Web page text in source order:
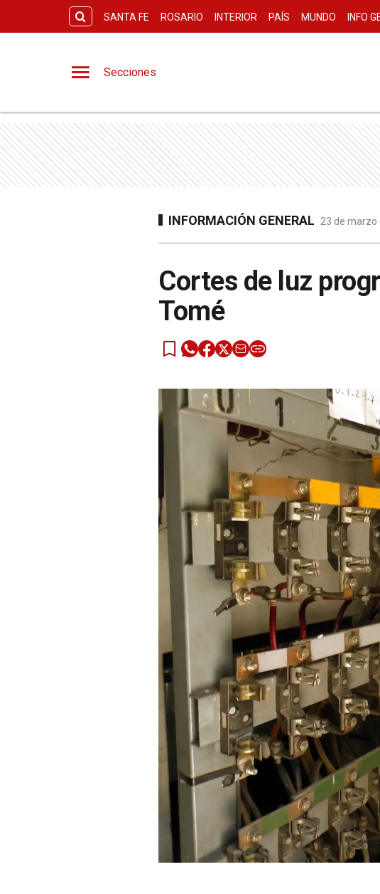
SANTA FE ROSARIO INTERIOR PAÍS MUNDO INFO
Secciones
INFORMACIÓN GENERAL 23 de marzo
Cortes de luz
Tomé